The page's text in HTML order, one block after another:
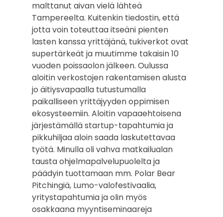
malttanut aivan vielä lähteä
Tampereelta. Kuitenkin tiedostin, että
jotta voin toteuttaa itseäni pienten
lasten kanssa yrittäjänä, tukiverkot ovat
supertärkeät ja muutimme takaisin 10
vuoden poissaolon jälkeen. Oulussa
aloitin verkostojen rakentamisen alusta
jo äitiysvapaalla tutustumalla
paikalliseen yrittäjyyden oppimisen
ekosysteemiin. Aloitin vapaaehtoisena
järjestämällä startup-tapahtumia ja
pikkuhiljaa aloin saada laskutettavaa
työtä. Minulla oli vahva matkailualan
tausta ohjelmapalvelupuolelta ja
päädyin tuottamaan mm. Polar Bear
Pitchingiä, Lumo-valofestivaalia,
yritystapahtumia ja olin myös
osakkaana myyntiseminaareja